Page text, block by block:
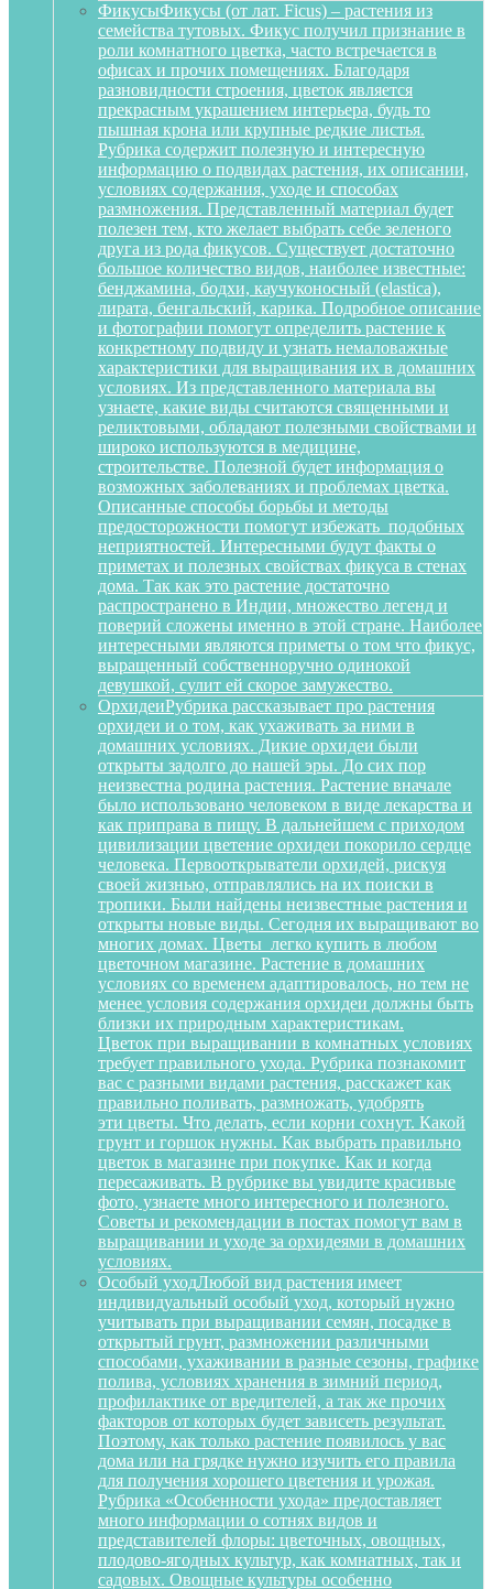
ФикусыФикусы (от лат. Ficus) – растения из
семейства тутовых. Фикус получил признание в
роли комнатного цветка, часто встречается в
офисах и прочих помещениях. Благодаря
разновидности строения, цветок является
прекрасным украшением интерьера, будь то
пышная крона или крупные редкие листья.
Рубрика содержит полезную и интересную
информацию о подвидах растения, их описании,
условиях содержания, уходе и способах
размножения. Представленный материал будет
полезен тем, кто желает выбрать себе зеленого
друга из рода фикусов. Существует достаточно
большое количество видов, наиболее известные:
бенджамина, бодхи, каучуконосный (elastica),
лирата, бенгальский, карика. Подробное описание
и фотографии помогут определить растение к
конкретному подвиду и узнать немаловажные
характеристики для выращивания их в домашних
условиях. Из представленного материала вы
узнаете, какие виды считаются священными и
реликтовыми, обладают полезными свойствами и
широко используются в медицине,
строительстве. Полезной будет информация о
возможных заболеваниях и проблемах цветка.
Описанные способы борьбы и методы
предосторожности помогут избежать подобных
неприятностей. Интересными будут факты о
приметах и полезных свойствах фикуса в стенах
дома. Так как это растение достаточно
распространено в Индии, множество легенд и
поверий сложены именно в этой стране. Наиболее
интересными являются приметы о том что фикус,
выращенный собственноручно одинокой
девушкой, сулит ей скорое замужество.
ОрхидеиРубрика рассказывает про растения
орхидеи и о том, как ухаживать за ними в
домашних условиях. Дикие орхидеи были
открыты задолго до нашей эры. До сих пор
неизвестна родина растения. Растение вначале
было использовано человеком в виде лекарства и
как приправа в пищу. В дальнейшем с приходом
цивилизации цветение орхидеи покорило сердце
человека. Первооткрыватели орхидей, рискуя
своей жизнью, отправлялись на их поиски в
тропики. Были найдены неизвестные растения и
открыты новые виды. Сегодня их выращивают во
многих домах. Цветы легко купить в любом
цветочном магазине. Растение в домашних
условиях со временем адаптировалось, но тем не
менее условия содержания орхидеи должны быть
близки их природным характеристикам.
Цветок при выращивании в комнатных условиях
требует правильного ухода. Рубрика познакомит
вас с разными видами растения, расскажет как
правильно поливать, размножать, удобрять
эти цветы. Что делать, если корни сохнут. Какой
грунт и горшок нужны. Как выбрать правильно
цветок в магазине при покупке. Как и когда
пересаживать. В рубрике вы увидите красивые
фото, узнаете много интересного и полезного.
Советы и рекомендации в постах помогут вам в
выращивании и уходе за орхидеями в домашних
условиях.
Особый уходЛюбой вид растения имеет
индивидуальный особый уход, который нужно
учитывать при выращивании семян, посадке в
открытый грунт, размножении различными
способами, ухаживании в разные сезоны, графике
полива, условиях хранения в зимний период,
профилактике от вредителей, а так же прочих
факторов от которых будет зависеть результат.
Поэтому, как только растение появилось у вас
дома или на грядке нужно изучить его правила
для получения хорошего цветения и урожая.
Рубрика «Особенности ухода» предоставляет
много информации о сотнях видов и
представителей флоры: цветочных, овощных,
плодово-ягодных культур, как комнатных, так и
садовых. Овощные культуры особенно